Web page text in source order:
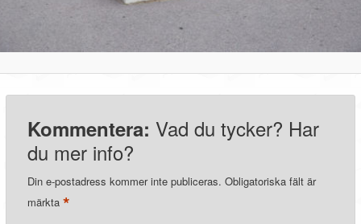
Kommentera: Vad du tycker? Har
du mer info?
Din e-postadress kommer inte publiceras. Obligatoriska fält är
märkta*